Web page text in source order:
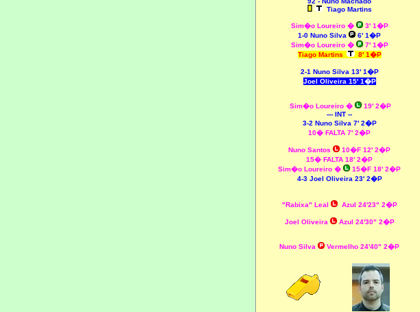
Tiago Martins
Sim�o Loureiro �
3' 1�P
1-0 Nuno Silva
6' 1�P
Sim�o Loureiro �
7' 1�P
Tiago Martins
8' 1�P
2-1 Nuno Silva 13' 1�P
Joel Oliveira 15' 1�P
Sim�o Loureiro �
19' 2�P
--- INT --
3-2 Nuno Silva 7' 2�P
10� FALTA 7' 2�P
Nuno Santos
10�F 12' 2�P
15� FALTA 18' 2�P
Sim�o Loureiro �
15�F 18' 2�P
4-3 Joel Oliveira 23' 2�P
"Rabixa" Leal Azul 24'23" 2�P
Joel Oliveira Azul 24'30" 2�P
Nuno Silva Vermelho 24'40" 2�P